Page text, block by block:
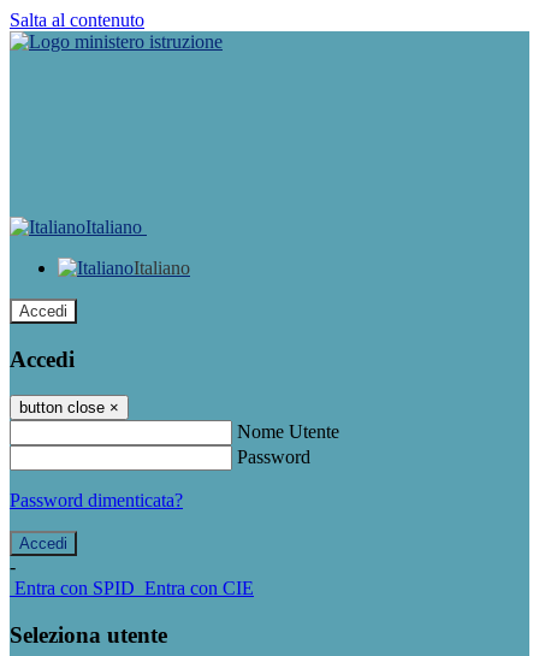
Salta al contenuto
Italiano
Italiano
Accedi
Accedi
button close ×
Nome Utente
Password
Password dimenticata?
-
Entra con SPID Entra con CIE
Seleziona utente